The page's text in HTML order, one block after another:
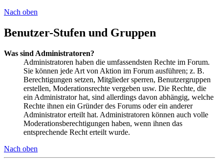
Nach oben
Benutzer-Stufen und Gruppen
Was sind Administratoren?
Administratoren haben die umfassendsten Rechte im Forum.
Sie können jede Art von Aktion im Forum ausführen; z. B.
Berechtigungen setzen, Mitglieder sperren, Benutzergruppen
erstellen, Moderationsrechte vergeben usw. Die Rechte, die
ein Administrator hat, sind allerdings davon abhängig, welche
Rechte ihnen ein Gründer des Forums oder ein anderer
Administrator erteilt hat. Administratoren können auch volle
Moderationsberechtigungen haben, wenn ihnen das
entsprechende Recht erteilt wurde.
Nach oben